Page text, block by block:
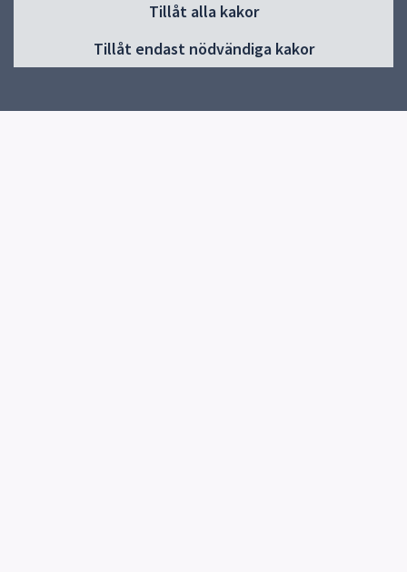
Tillåt alla kakor
Tillåt endast nödvändiga kakor